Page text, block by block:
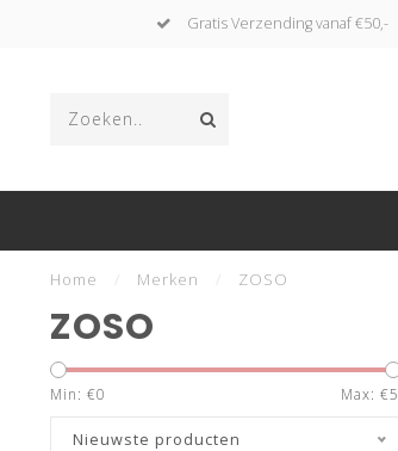
Gratis Verzending vanaf €50,-
Home Merken ZOSO
ZOSO
Min: €0 Max: €5
Nieuwste producten